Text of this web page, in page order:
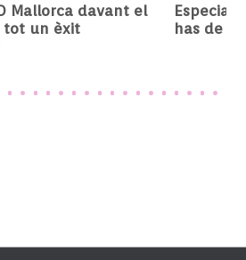
Mallorca davant el
tot un èxit
Especial
has de